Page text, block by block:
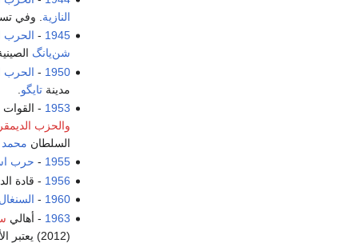
النازية . وفي
1945
- الحرب
شن‌يانگ
1950
- الحرب
مدينةتايگو
1953 - القوات
والحزب
السلطان
1955
- حرب
1956 - قادة
1960
- السنغال
1963 - أهالي
(2012) يعتبر الأهالي بلدتهم إمارة مستقلة بالرغم من دفعهم الضرائب وتصويتهم في الانتخابات الإيطالية.